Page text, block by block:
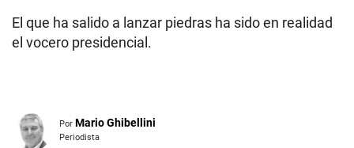
El que ha salido a lanzar piedras ha sido en realidad
el vocero presidencial.
Por Mario Ghibellini
Periodista